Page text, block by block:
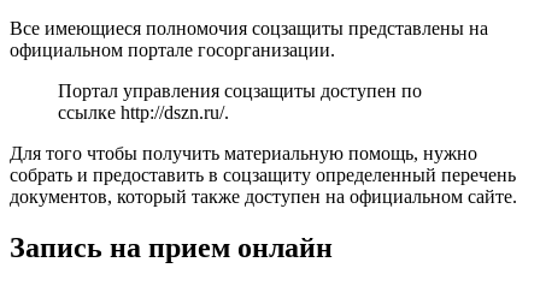
Все имеющиеся полномочия соцзащиты представлены на
официальном портале госорганизации.
Портал управления соцзащиты доступен по
ссылке http://dszn.ru/.
Для того чтобы получить материальную помощь, нужно
собрать и предоставить в соцзащиту определенный перечень
документов, который также доступен на официальном сайте.
Запись на прием онлайн